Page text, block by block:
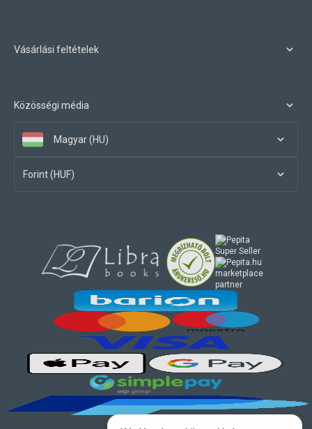
Vásárlási feltételek
Közösségi média
Magyar (HU)
Forint (HUF)
marketplace
partner